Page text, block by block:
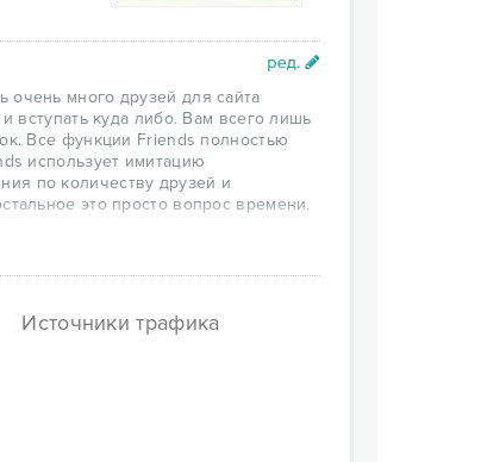
очень много друзей для сайта
вступать куда либо. Вам всего лишь
Все функции Friends полностью
использует имитацию
по количеству друзей и
это просто вопрос времени.
сообщений.
Источники трафика